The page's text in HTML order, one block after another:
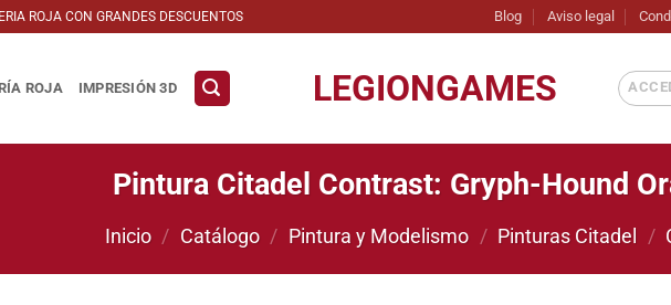
ROJA CON GRANDES DESCUENTOS Blog Aviso legal
LEGIONGAMES
ROJA IMPRESIÓN 3D
Pintura Citadel Contrast: Gryph-Hound
Inicio / Catálogo / Pintura y Modelismo / Pinturas Citadel /